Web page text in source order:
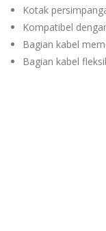
Kotak
Kompatibel
Bagian kabel
Bagian kabel